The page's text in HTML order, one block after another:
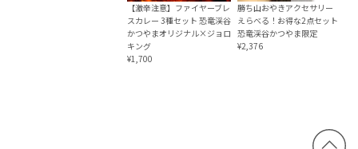
【激辛注意】ファイヤーブレ
スカレー 3種セット 恐竜渓谷
かつやまオリジナル×ジョロ
キング
¥1,700
勝ち山おやきアクセサリー
えらべる！お得な2点セット
恐竜渓谷かつやま限定
¥2,376